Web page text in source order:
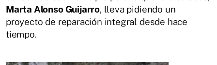
Marta Alonso Guijarro, lleva pidiendo un
proyecto de reparación integral desde hace
tiempo.